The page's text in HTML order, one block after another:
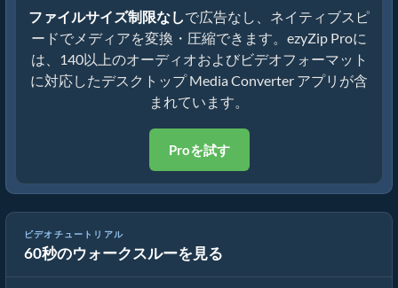
ファイルサイズ制限なしで広告なし、ネイティブスピ
ードでメディアを変換・圧縮できます。ezyZip Proに
は、140以上のオーディオおよびビデオフォーマット
に対応したデスクトップ Media Converter アプリが含
まれています。
Proを試す
ビデオチュートリアル
60秒のウォークスルーを見る
メディアファイルの変換方法